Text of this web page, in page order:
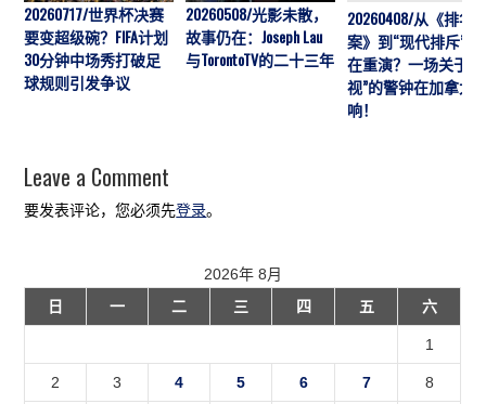
20260717/世界杯决赛
要变超级碗？FIFA计划
30分钟中场秀打破足
球规则引发争议
20260508/光影未散，
故事仍在：Joseph Lau
与TorontoTV的二十三年
20260408/从《排华
案》到“现代排斥”历
在重演？一场关于“
视”的警钟在加拿大
响！
Leave a Comment
要发表评论，您必须先登录。
2026年 8月
日
一 二 三 四 五 六
1
2 3 4 5 6 7 8